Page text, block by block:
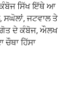
ਕੰਬੋਜ ਸਿੱਖ ਇੱਥੇ ਆ
ਸਘੋਲਾਂ, ਜਟਵਾਲ ਤੇ
ਗੋਤ ਦੇ ਕੰਬੋਜ, ਔਲਖ
ਹਿੱਸਾ